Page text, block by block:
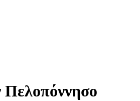
Πελοπόννησο